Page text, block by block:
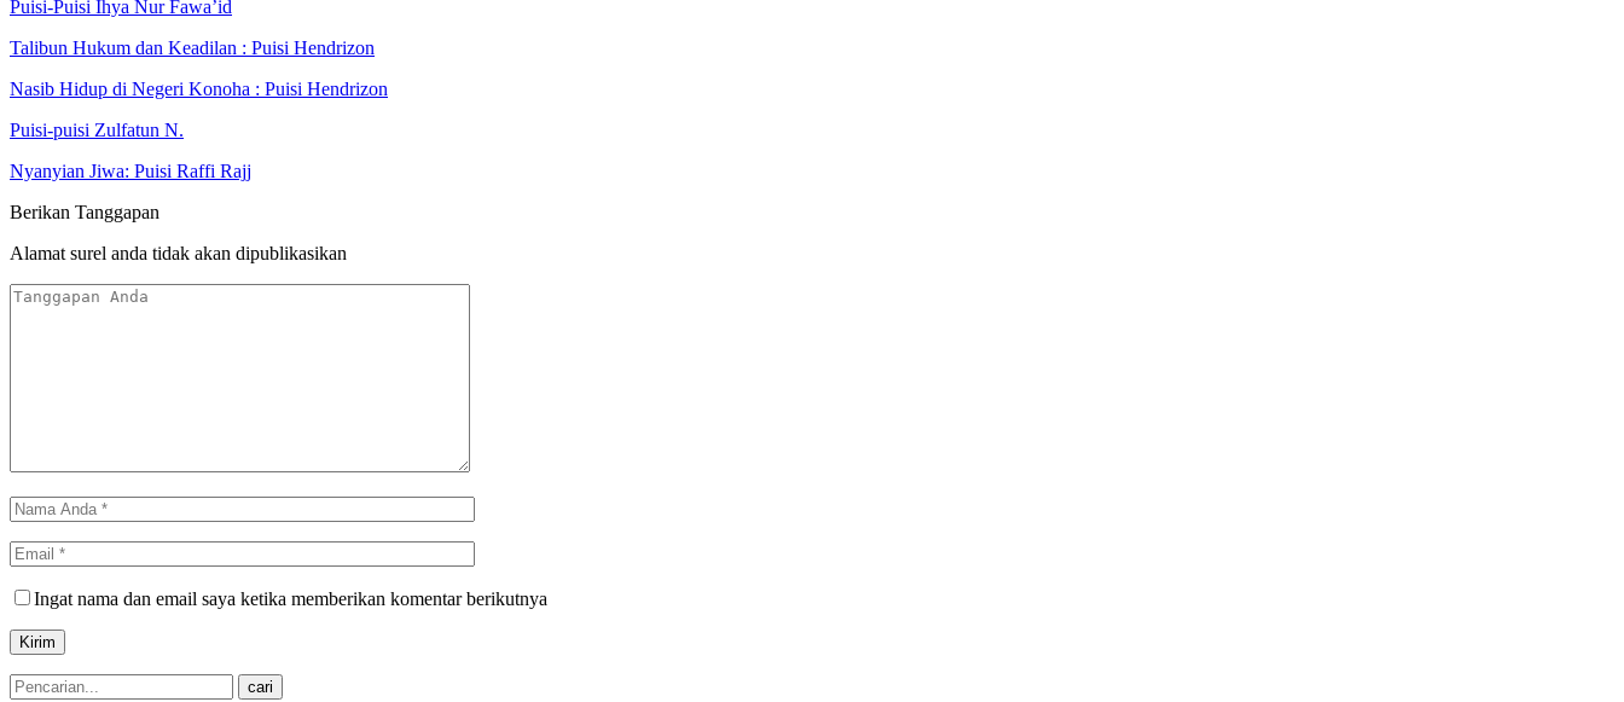
Puisi-Puisi Ihya Nur Fawa’id
Talibun Hukum dan Keadilan : Puisi Hendrizon
Nasib Hidup di Negeri Konoha : Puisi Hendrizon
Puisi-puisi Zulfatun N.
Nyanyian Jiwa: Puisi Raffi Rajj
Berikan Tanggapan
Alamat surel anda tidak akan dipublikasikan
Ingat nama dan email saya ketika memberikan komentar berikutnya